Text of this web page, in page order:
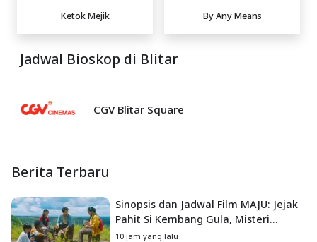
Ketok Mejik By Any Means
Jadwal Bioskop di Blitar
CGV Blitar Square
Berita Terbaru
Sinopsis dan Jadwal Film MAJU: Jejak
Pahit Si Kembang Gula, Misteri
Hilangnya Bagas di Lokasi Jambore
10 jam yang lalu